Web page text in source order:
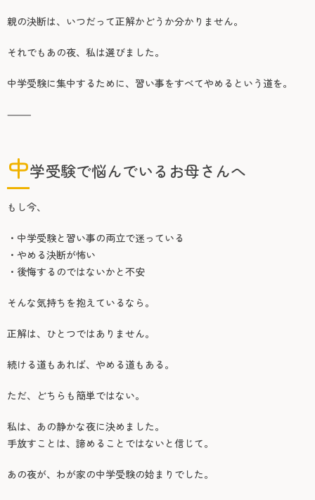
親の決断は、いつだって正解かどうか分かりません。
それでもあの夜、私は選びました。
中学受験に集中するために、習い事をすべてやめるという道を。
⸻
中学受験で悩んでいるお母さんへ
もし今、
・中学受験と習い事の両立で迷っている
・やめる決断が怖い
・後悔するのではないかと不安
そんな気持ちを抱えているなら。
正解は、ひとつではありません。
続ける道もあれば、やめる道もある。
ただ、どちらも簡単ではない。
私は、あの静かな夜に決めました。
手放すことは、諦めることではないと信じて。
あの夜が、わが家の中学受験の始まりでした。